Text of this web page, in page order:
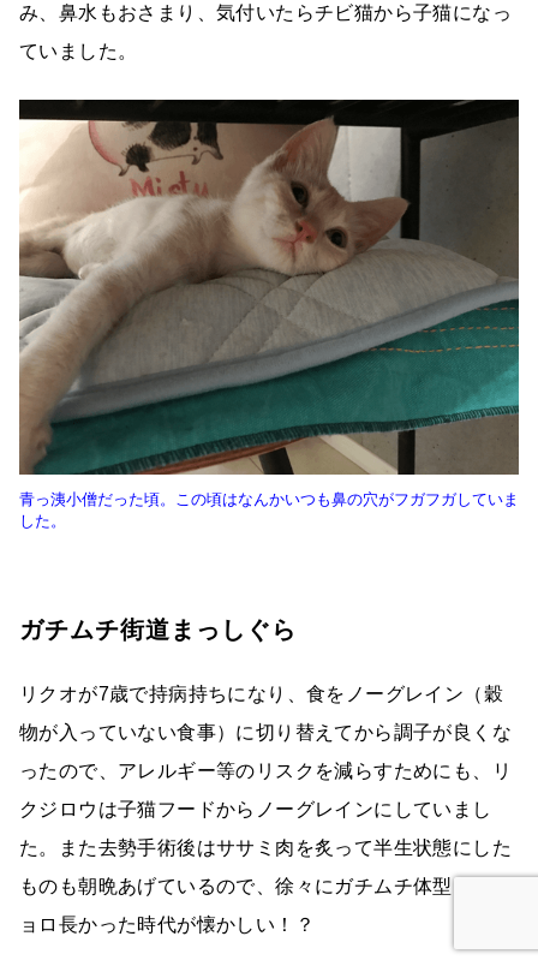
み、鼻水もおさまり、気付いたらチビ猫から子猫になっ
ていました。
青っ洟小僧だった頃。この頃はなんかいつも鼻の穴がフガフガしていま
した。
ガチムチ街道まっしぐら
リクオが7歳で持病持ちになり、食をノーグレイン（穀
物が入っていない食事）に切り替えてから調子が良くな
ったので、アレルギー等のリスクを減らすためにも、リ
クジロウは子猫フードからノーグレインにしていまし
た。また去勢手術後はササミ肉を炙って半生状態にした
ものも朝晩あげているので、徐々にガチムチ体型に。ヒ
ョロ長かった時代が懐かしい！？